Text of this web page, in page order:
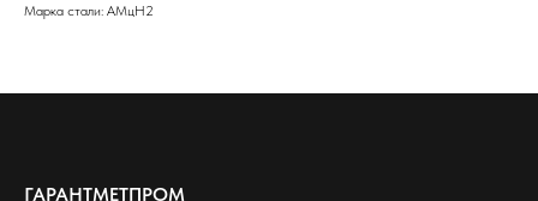
Марка стали: АМцН2
ГАРАНТМЕТПРОМ